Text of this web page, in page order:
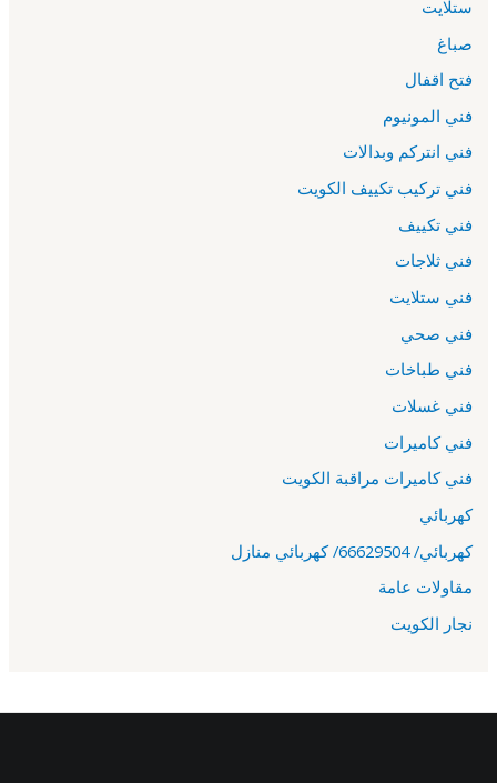
ستلايت
صباغ
فتح اقفال
فني المونيوم
فني انتركم وبدالات
فني تركيب تكييف الكويت
فني تكييف
فني ثلاجات
فني ستلايت
فني صحي
فني طباخات
فني غسلات
فني كاميرات
فني كاميرات مراقبة الكويت
كهربائي
كهربائي/ 66629504/ كهربائي منازل
مقاولات عامة
نجار الكويت